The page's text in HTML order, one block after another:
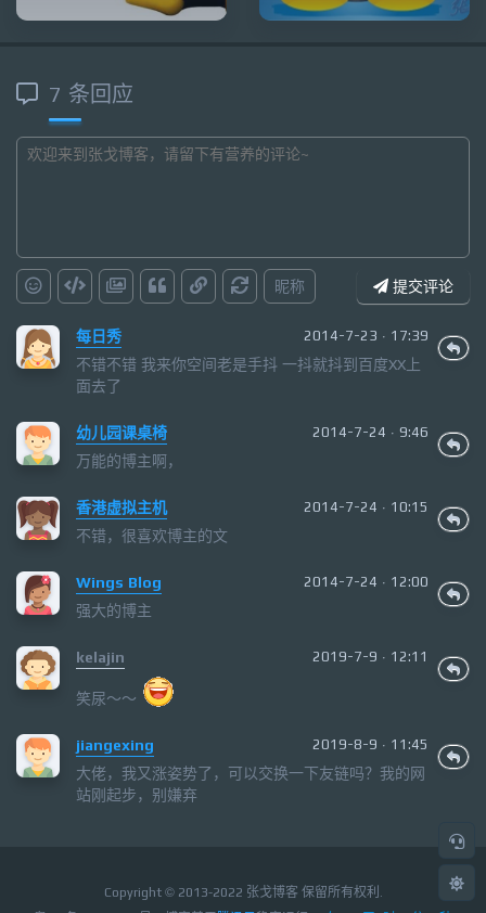
7 条回应
昵称 提交评论
每日秀 2014-7-23 · 17:39
不错不错 我来你空间老是手抖 一抖就抖到百度XX上
面去了
幼儿园课桌椅 2014-7-24 · 9:46
万能的博主啊，
香港虚拟主机 2014-7-24 · 10:15
不错，很喜欢博主的文
Wings Blog 2014-7-24 · 12:00
强大的博主
kelajin 2019-7-9 · 12:11
笑尿～～
jiangexing 2019-8-9 · 11:45
大佬，我又涨姿势了，可以交换一下友链吗？我的网
站刚起步，别嫌弃
Copyright © 2013-2022 张戈博客 保留所有权利.